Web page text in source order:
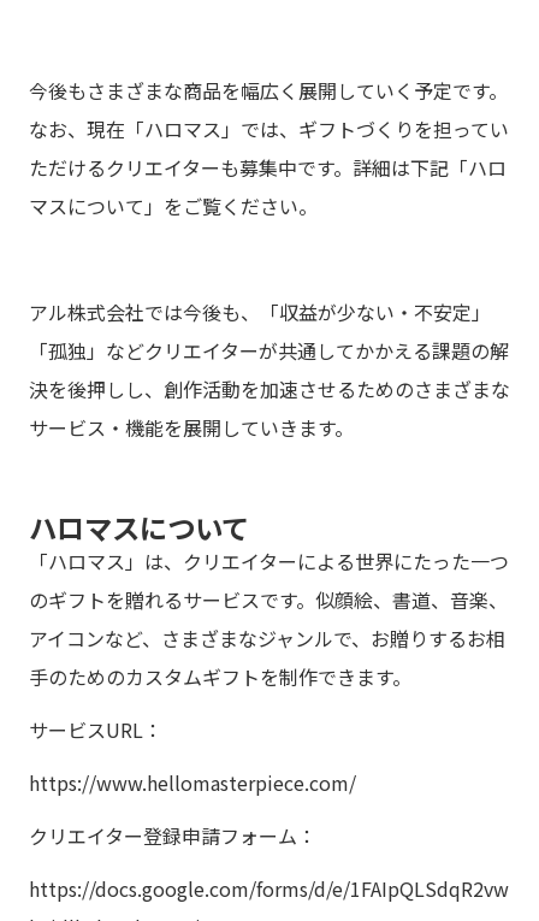
今後もさまざまな商品を幅広く展開していく予定です。
なお、現在「ハロマス」では、ギフトづくりを担ってい
ただけるクリエイターも募集中です。詳細は下記「ハロ
マスについて」をご覧ください。
アル株式会社では今後も、「収益が少ない・不安定」
「孤独」などクリエイターが共通してかかえる課題の解
決を後押しし、創作活動を加速させるためのさまざまな
サービス・機能を展開していきます。
ハロマスについて
「ハロマス」は、クリエイターによる世界にたった一つ
のギフトを贈れるサービスです。似顔絵、書道、音楽、
アイコンなど、さまざまなジャンルで、お贈りするお相
手のためのカスタムギフトを制作できます。
サービスURL：
https://www.hellomasterpiece.com/
クリエイター登録申請フォーム：
https://docs.google.com/forms/d/e/1FAIpQLSdqR2vw